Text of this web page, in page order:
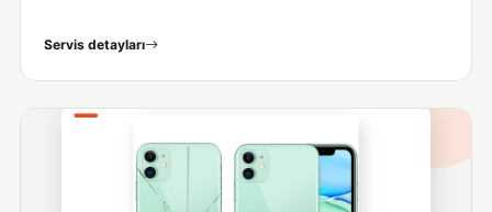
Servis detayları